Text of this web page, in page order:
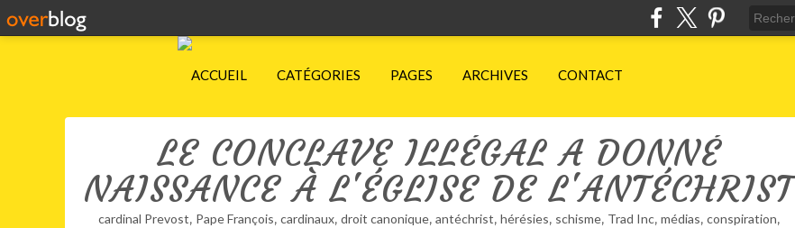
ACCUEIL CATÉGORIES PAGES ARCHIVES CONTACT
LE CONCLAVE ILLÉGAL A DONNÉ
NAISSANCE À L'ÉGLISE DE L'ANTÉCHRIST
cardinal Prevost, Pape François, cardinaux, droit canonique, antéchrist, hérésies, schisme, Trad Inc, médias, conspiration,